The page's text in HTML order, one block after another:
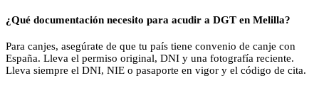
¿Qué documentación necesito para acudir a DGT en Melilla?
Para canjes, asegúrate de que tu país tiene convenio de canje con
España. Lleva el permiso original, DNI y una fotografía reciente.
Lleva siempre el DNI, NIE o pasaporte en vigor y el código de cita.